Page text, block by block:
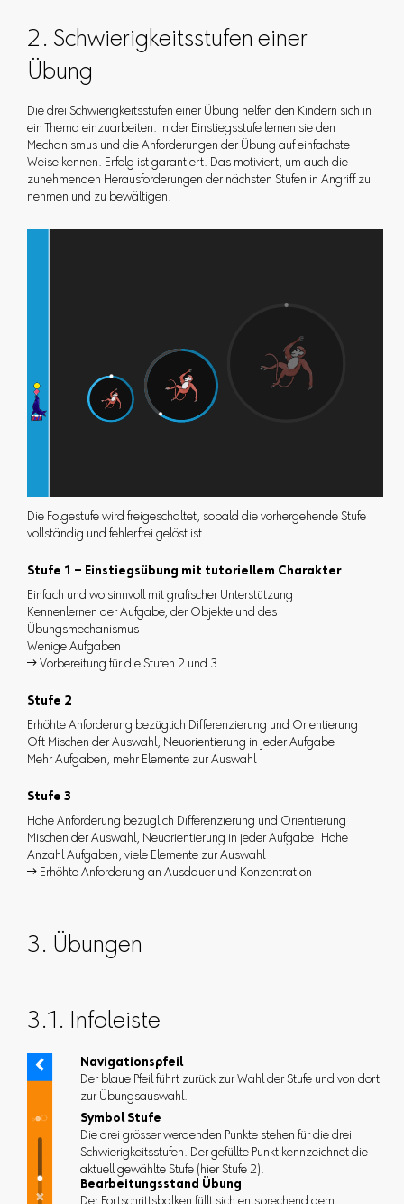
2. Schwierigkeitsstufen einer
Übung
Die drei Schwierigkeitsstufen einer Übung helfen den Kindern sich in
ein Thema einzuarbeiten. In der Einstiegsstufe lernen sie den
Mechanismus und die Anforderungen der Übung auf einfachste
Weise kennen. Erfolg ist garantiert. Das motiviert, um auch die
zunehmenden Herausforderungen der nächsten Stufen in Angriff zu
nehmen und zu bewältigen.
Die Folgestufe wird freigeschaltet, sobald die vorhergehende Stufe
vollständig und fehlerfrei gelöst ist.
Stufe 1 – Einstiegsübung mit tutoriellem Charakter
Einfach und wo sinnvoll mit grafischer Unterstützung
Kennenlernen der Aufgabe, der Objekte und des
Übungsmechanismus
Wenige Aufgaben
 Vorbereitung für die Stufen 2 und 3
Stufe 2
Erhöhte Anforderung bezüglich Differenzierung und Orientierung
Oft Mischen der Auswahl, Neuorientierung in jeder Aufgabe
Mehr Aufgaben, mehr Elemente zur Auswahl
Stufe 3
Hohe Anforderung bezüglich Differenzierung und Orientierung
Mischen der Auswahl, Neuorientierung in jeder Aufgabe Hohe
Anzahl Aufgaben, viele Elemente zur Auswahl
 Erhöhte Anforderung an Ausdauer und Konzentration
3. Übungen
3.1. Infoleiste
Navigationspfeil
Der blaue Pfeil führt zurück zur Wahl der Stufe und von dort
zur Übungsauswahl.
Symbol Stufe
Die drei grösser werdenden Punkte stehen für die drei
Schwierigkeitsstufen. Der gefüllte Punkt kennzeichnet die
aktuell gewählte Stufe (hier Stufe 2).
Bearbeitungsstand Übung